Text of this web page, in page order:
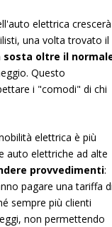
elettrica
una volta trovato il
sosta oltre il
Questo
i "comodi" di chi
elettrica è più
auto elettriche ad alte
provvedimenti:
pagare una tariffa di
sempre più clienti
non permettendo